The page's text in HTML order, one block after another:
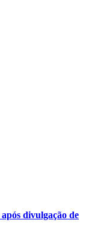
divulgação de